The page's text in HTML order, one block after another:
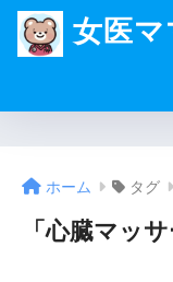
女医
ホーム タグ
「心臓マッ